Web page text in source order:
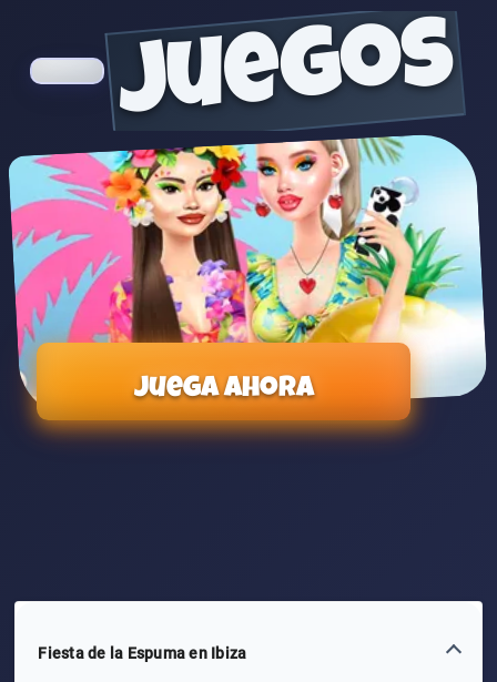
juegos
Juega ahora
Fiesta de la Espuma en Ibiza